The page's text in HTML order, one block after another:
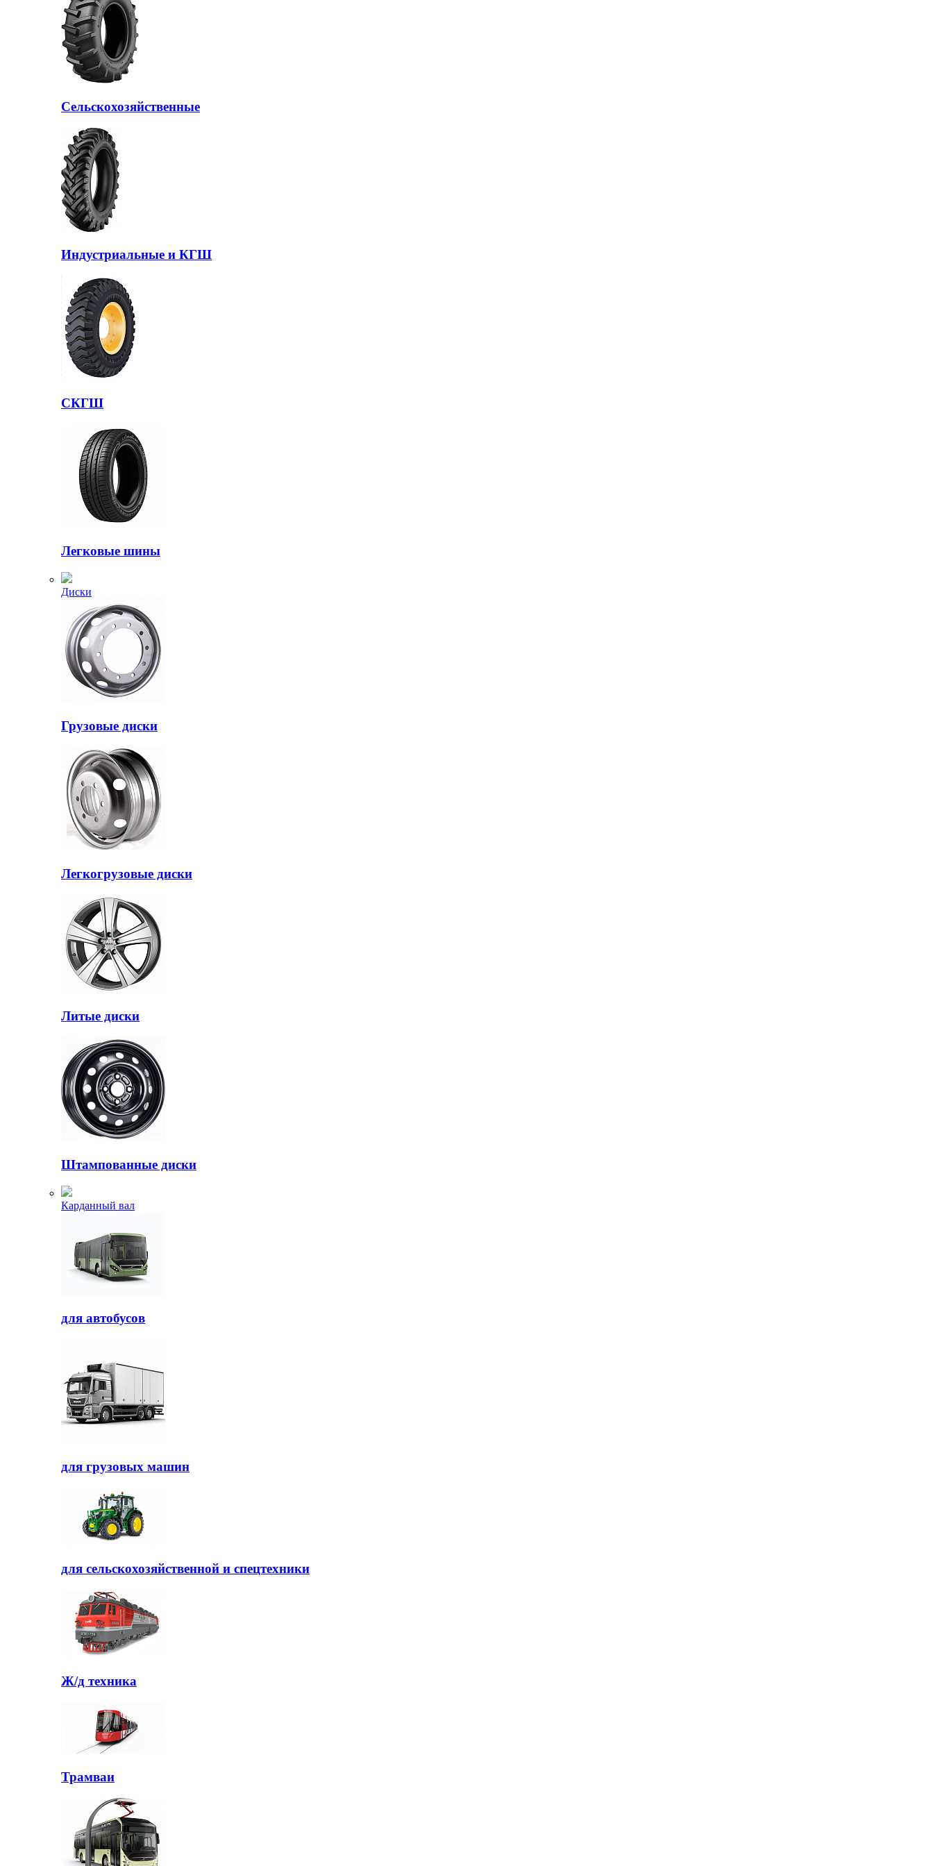
Сельскохозяйственные
Индустриальные и КГШ
СКГШ
Легковые шины
Диски
Грузовые диски
Легкогрузовые диски
Литые диски
Штампованные диски
Карданный вал
для автобусов
для грузовых машин
для сельскохозяйственной и спецтехники
Ж/д техника
Трамваи